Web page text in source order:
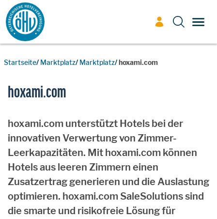
Zum Inhalt
Startseite Marktplatz Marktplatz hoxami.com
hoxami.com
hoxami.com unterstützt Hotels bei der
innovativen Verwertung von Zimmer-
Leerkapazitäten. Mit hoxami.com können
Hotels aus leeren Zimmern einen
Zusatzertrag generieren und die Auslastung
optimieren. hoxami.com SaleSolutions sind
die smarte und risikofreie Lösung für